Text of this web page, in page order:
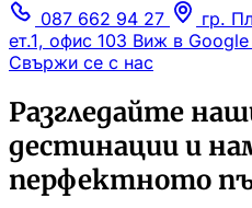
087 662 94 27
гр.
ет.1, офис 103 Виж в
Свържи се с нас
Разгледайте
дестинации и
перфектното